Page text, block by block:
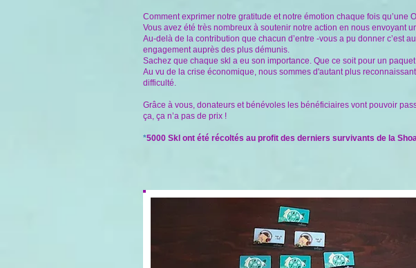
Comment exprimer notre gratitude et notre émotion chaque fois qu’une
Vous avez été très nombreux à soutenir notre action en nous envoyant
Au-delà de la contribution que chacun d’entre -vous a pu donner c’est
engagement auprès des plus démunis.
Sachez que chaque skl a eu son importance. Que ce soit pour un
Au vu de la crise économique, nous sommes d'autant plus
difficulté.
Grâce à vous, donateurs et bénévoles les bénéficiaires vont pouvoir
ça, ça n’a pas de prix !
*5000 Skl ont été récoltés au profit des derniers survivants de la